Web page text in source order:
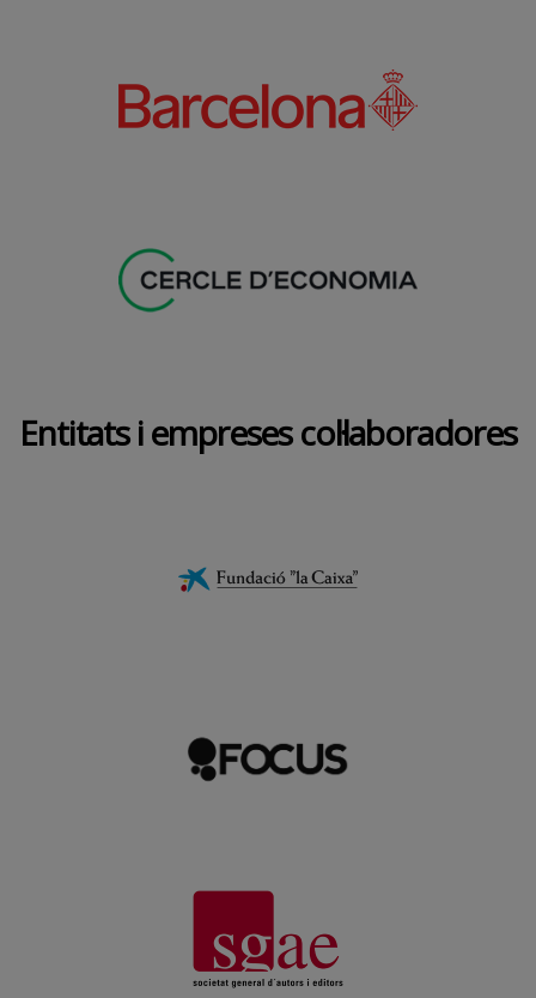
Entitats i empreses col·laboradores